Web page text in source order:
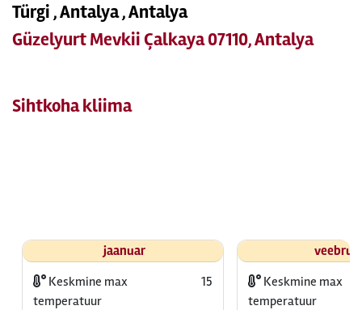
Türgi , Antalya , Antalya
Güzelyurt Mevkii Çalkaya 07110, Antalya
Sihtkoha kliima
jaanuar
Keskmine max
temperatuur
15
Keskmine max
temperatuur